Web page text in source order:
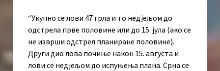
“Укупно се лови 47 грла и то недјељом до
одстрела прве половине или до 15. јула (ако се
не изврши одстрел планиране половине).
Други дио лова почиње након 15. августа и
лови се недјељом до испуњења плана. Срна се